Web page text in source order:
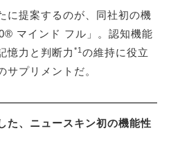
に提案するのが、同社初の機
マインド フル」。認知機能
憶力と判断力 *1 の維持に役立
サプリメントだ。
た、ニュースキン初の機能性